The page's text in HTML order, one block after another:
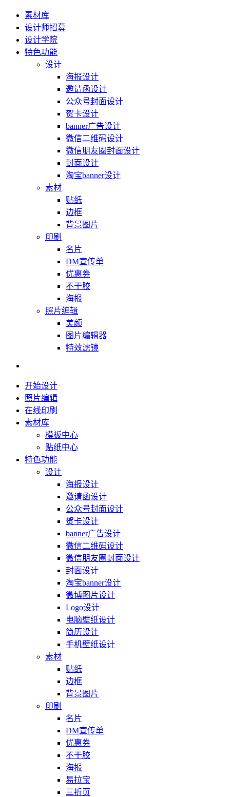
素材库
设计师招募
设计学院
特色功能
设计
海报设计
邀请函设计
公众号封面设计
贺卡设计
banner广告设计
微信二维码设计
微信朋友圈封面设计
封面设计
淘宝banner设计
素材
贴纸
边框
背景图片
印刷
名片
DM宣传单
优惠券
不干胶
海报
照片编辑
美颜
图片编辑器
特效滤镜
开始设计
照片编辑
在线印刷
素材库
模板中心
贴纸中心
特色功能
设计
海报设计
邀请函设计
公众号封面设计
贺卡设计
banner广告设计
微信二维码设计
微信朋友圈封面设计
封面设计
淘宝banner设计
微博图片设计
Logo设计
电脑壁纸设计
简历设计
手机壁纸设计
素材
贴纸
边框
背景图片
印刷
名片
DM宣传单
优惠券
不干胶
海报
易拉宝
三折页